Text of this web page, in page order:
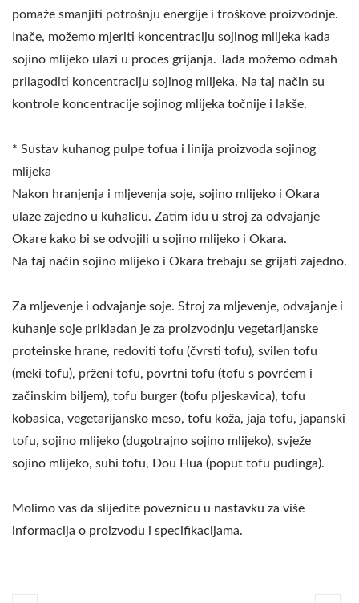
pomaže smanjiti potrošnju energije i troškove proizvodnje.
Inače, možemo mjeriti koncentraciju sojinog mlijeka kada
sojino mlijeko ulazi u proces grijanja. Tada možemo odmah
prilagoditi koncentraciju sojinog mlijeka. Na taj način su
kontrole koncentracije sojinog mlijeka točnije i lakše.
* Sustav kuhanog pulpe tofua i linija proizvoda sojinog
mlijeka
Nakon hranjenja i mljevenja soje, sojino mlijeko i Okara
ulaze zajedno u kuhalicu. Zatim idu u stroj za odvajanje
Okare kako bi se odvojili u sojino mlijeko i Okara.
Na taj način sojino mlijeko i Okara trebaju se grijati zajedno.
Za mljevenje i odvajanje soje. Stroj za mljevenje, odvajanje i
kuhanje soje prikladan je za proizvodnju vegetarijanske
proteinske hrane, redoviti tofu (čvrsti tofu), svilen tofu
(meki tofu), prženi tofu, povrtni tofu (tofu s povrćem i
začinskim biljem), tofu burger (tofu pljeskavica), tofu
kobasica, vegetarijansko meso, tofu koža, jaja tofu, japanski
tofu, sojino mlijeko (dugotrajno sojino mlijeko), svježe
sojino mlijeko, suhi tofu, Dou Hua (poput tofu pudinga).
Molimo vas da slijedite poveznicu u nastavku za više
informacija o proizvodu i specifikacijama.